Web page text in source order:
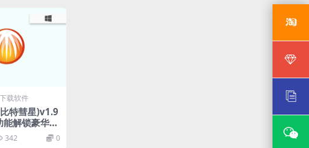
下载软件
特彗星)v1.9
解锁豪华版
342 0